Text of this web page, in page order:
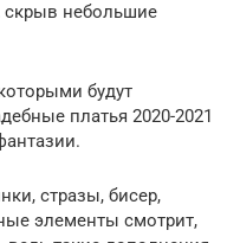
небольшие
будут
платья 2020-2021
стразы, бисер,
элементы смотрит,